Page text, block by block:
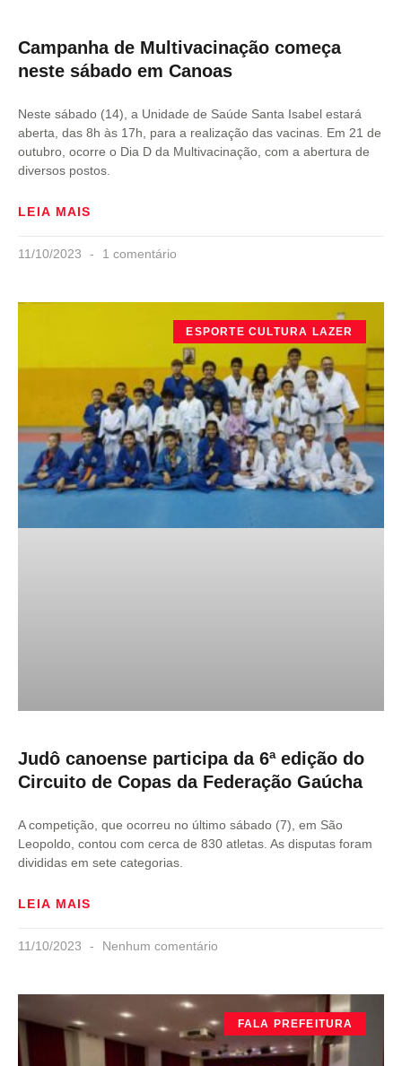
Campanha de Multivacinação começa
neste sábado em Canoas
Neste sábado (14), a Unidade de Saúde Santa Isabel estará
aberta, das 8h às 17h, para a realização das vacinas. Em 21 de
outubro, ocorre o Dia D da Multivacinação, com a abertura de
diversos postos.
LEIA MAIS
11/10/2023 1 comentário
ESPORTE CULTURA LAZER
Judô canoense participa da 6ª edição do
Circuito de Copas da Federação Gaúcha
A competição, que ocorreu no último sábado (7), em São
Leopoldo, contou com cerca de 830 atletas. As disputas foram
divididas em sete categorias.
LEIA MAIS
11/10/2023 Nenhum comentário
FALA PREFEITURA